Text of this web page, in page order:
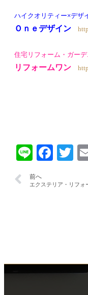
ハイクオリティー×デザ
Ｏｎｅデザイン
住宅リフォーム・ガー
リフォームワン
Line
前へ